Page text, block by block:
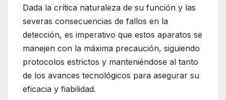
Dada la crítica naturaleza de su función y las
severas consecuencias de fallos en la
detección, es imperativo que estos aparatos se
manejen con la máxima precaución, siguiendo
protocolos estrictos y manteniéndose al tanto
de los avances tecnológicos para asegurar su
eficacia y fiabilidad.